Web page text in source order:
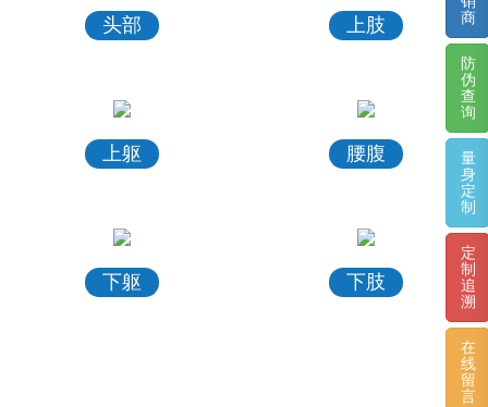
头部 上肢
上躯 腰腹
下躯 下肢
商
防
伪
查
询
量
身
定
制
定
制
追
溯
在
线
留
言